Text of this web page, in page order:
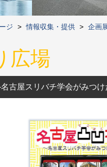
ジ > 情報収集・提供 > 企画
広場
古屋スリバチ学会がみつ